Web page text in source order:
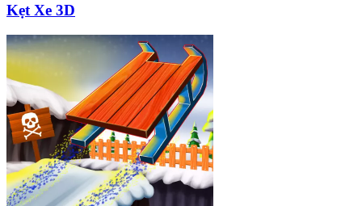
Kẹt Xe 3D